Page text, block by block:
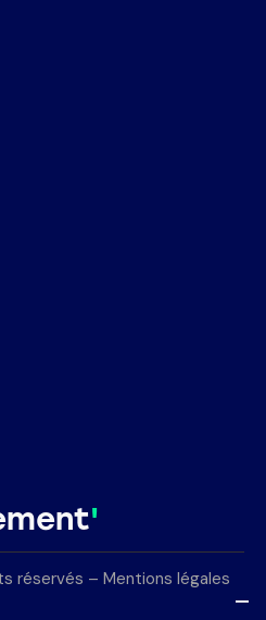
'
réservés – Mentions légales